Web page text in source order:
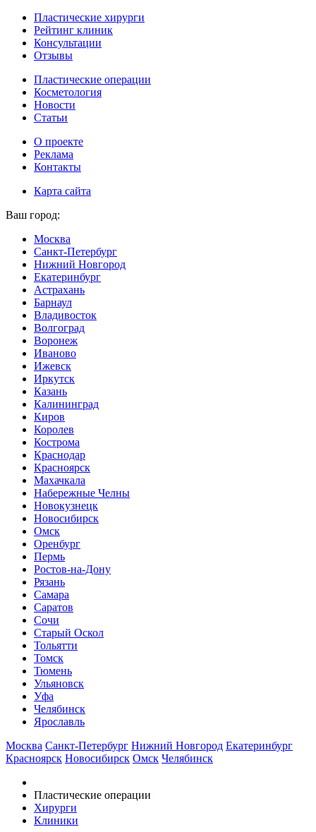
Пластические хирурги
Рейтинг клиник
Консультации
Отзывы
Пластические операции
Косметология
Новости
Статьи
О проекте
Реклама
Контакты
Карта сайта
Ваш город:
Москва
Санкт-Петербург
Нижний Новгород
Екатеринбург
Астрахань
Барнаул
Владивосток
Волгоград
Воронеж
Иваново
Ижевск
Иркутск
Казань
Калининград
Киров
Королев
Кострома
Краснодар
Красноярск
Махачкала
Набережные Челны
Новокузнецк
Новосибирск
Омск
Оренбург
Пермь
Ростов-на-Дону
Рязань
Самара
Саратов
Сочи
Старый Оскол
Тольятти
Томск
Тюмень
Ульяновск
Уфа
Челябинск
Ярославль
Москва Санкт-Петербург Нижний Новгород Екатеринбург
Красноярск Новосибирск Омск Челябинск
Пластические операции
Хирурги
Клиники